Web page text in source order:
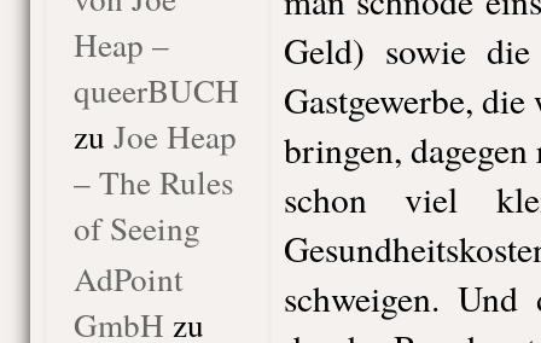
Heap –
queerBUCH
zu Joe Heap
– The Rules
of Seeing
AdPoint
GmbH zu
Geld) sowie
Gastgewerbe,
bringen,
schon viel
schweigen.